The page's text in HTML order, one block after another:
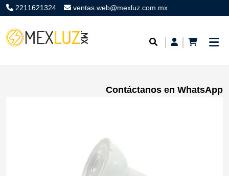
2211621324 ventas.web@mexluz.com.mx
Contáctanos en WhatsApp